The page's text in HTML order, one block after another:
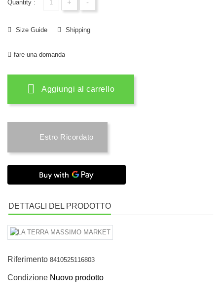
Quantity : + -
Size Guide Shipping
fare una domanda
Aggiungi al carrello
Estro Ricordato
DETTAGLI DEL PRODOTTO
Riferimento 8410525116803
Condizione Nuovo prodotto